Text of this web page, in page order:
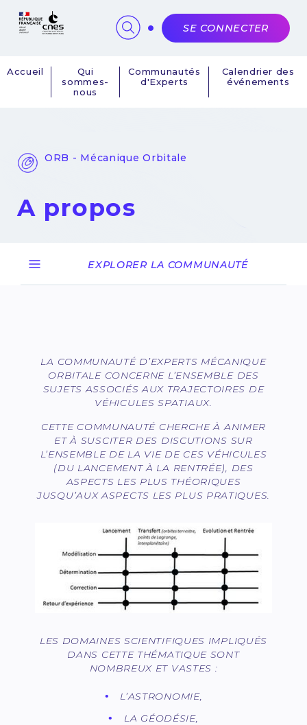
Navigation
Accueil
Qui
sommes-
nous
Communautés
d'Experts
Calendrier des
événements
SE CONNECTER
ORB - Mécanique Orbitale
A propos
EXPLORER LA COMMUNAUTÉ
LA COMMUNAUTÉ D’EXPERTS MÉCANIQUE
ORBITALE CONCERNE L’ENSEMBLE DES
SUJETS ASSOCIÉS AUX TRAJECTOIRES DE
VÉHICULES SPATIAUX.
CETTE COMMUNAUTÉ CHERCHE À ANIMER
ET À SUSCITER DES DISCUTIONS SUR
L’ENSEMBLE DE LA VIE DE CES VÉHICULES
(DU LANCEMENT À LA RENTRÉE), DES
ASPECTS LES PLUS THÉORIQUES
JUSQU’AUX ASPECTS LES PLUS PRATIQUES.
LES DOMAINES SCIENTIFIQUES IMPLIQUÉS
DANS CETTE THÉMATIQUE SONT
NOMBREUX ET VASTES :
L’ASTRONOMIE,
LA GÉODÉSIE,